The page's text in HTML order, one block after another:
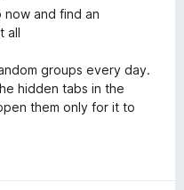
and find an
all
groups every day.
hidden tabs in the
them only for it to